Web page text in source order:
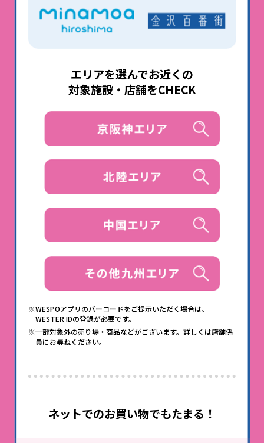
エリアを選んでお近くの
対象施設・店舗をCHECK
※WESPOアプリのバーコードをご提示いただく場合は、
WESTER IDの登録が必要です。
※一部対象外の売り場・商品などがございます。詳しくは店舗係
員にお尋ねください。
ネットでのお買い物でもたまる！